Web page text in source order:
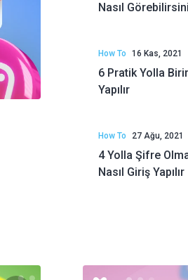
Nasıl
How To 16 Kas, 2021
6 Pratik Yolla
Yapılır
How To 27 Ağu, 2021
4 Yolla Şifre
Nasıl Giriş Yapılır